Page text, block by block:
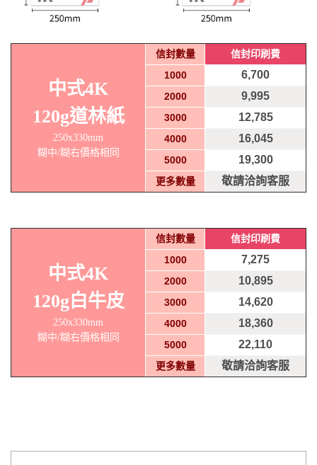
中式4K
120g道林紙
250x330mm
糊中/糊右價格相同
信封數量
信封印刷費
1000
6,700
2000 9,995
3000 12,785
4000 16,045
5000 19,300
更多數量 敬請洽詢客服
中式4K
120g白牛皮
250x330mm
糊中/糊右價格相同
信封數量
信封印刷費
1000
7,275
2000 10,895
3000 14,620
4000 18,360
5000 22,110
更多數量 敬請洽詢客服